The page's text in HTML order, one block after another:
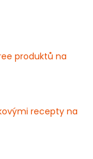
produktů na
recepty na